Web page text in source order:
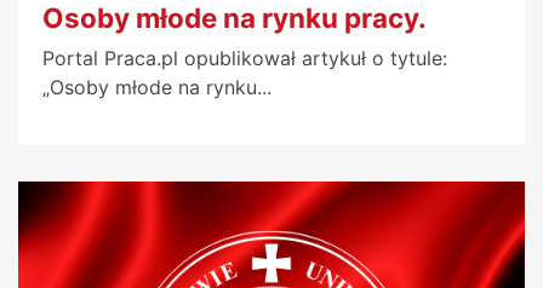
Osoby młode na rynku pracy.
Portal Praca.pl opublikował artykuł o tytule:
„Osoby młode na rynku...